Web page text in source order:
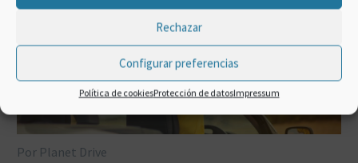
Rechazar
Configurar preferencias
Política de cookiesProtección de datosImpressum
Por Planet Drive